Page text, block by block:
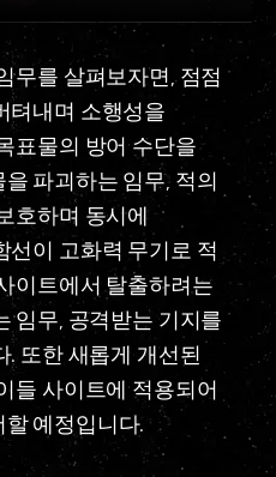
무를 살펴보자면, 점점
텨내며 소행성을
표물의 방어 수단을
파괴하는 임무, 적의
호하며 동시에
선이 고화력 무기로 적
이트에서 탈출하려는
임무, 공격받는 기지를
. 또한 새롭게 개선된
들 사이트에 적용되어
예정입니다.